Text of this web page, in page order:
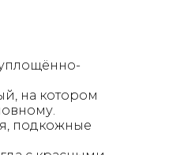
на котором
подкожные